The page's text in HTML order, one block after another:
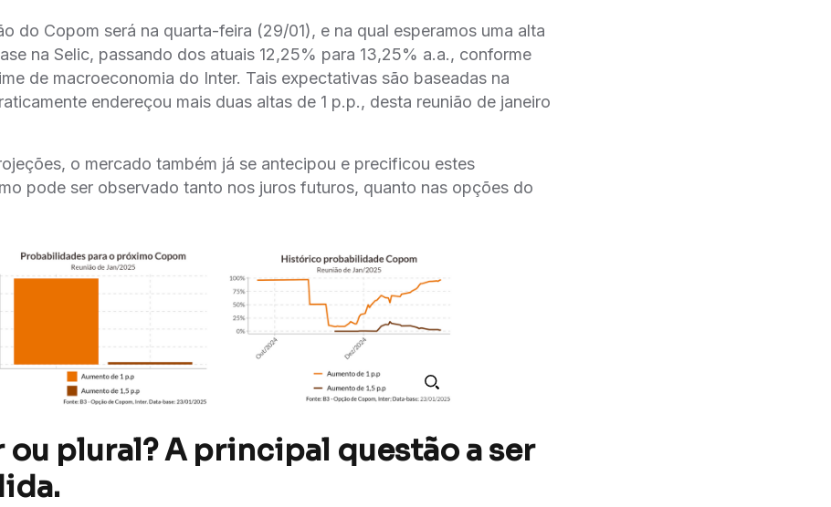
do Copom será na quarta-feira (29/01), e na qual esperamos uma alta
na Selic, passando dos atuais 12,25% para 13,25% a.a., conforme
de macroeconomia do Inter. Tais expectativas são baseadas na
endereçou mais duas altas de 1 p.p., desta reunião de janeiro
o mercado também já se antecipou e precificou estes
pode ser observado tanto nos juros futuros, quanto nas opções do
ou plural? A principal questão a ser